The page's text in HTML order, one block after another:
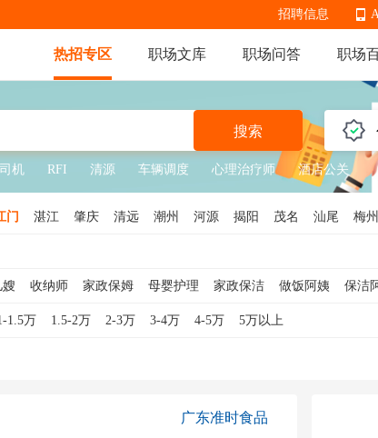
招聘信息
热招专区 职场文库 职场问答 职场
搜索
机 RFI 清源 车辆调度 心理治疗师 酒店公关
门 湛江 肇庆 清远 潮州 河源 揭阳 茂名 汕尾 梅州
收纳师 家政保姆 母婴护理 家政保洁 做饭阿姨 保洁
1.5万 1.5-2万 2-3万 3-4万 4-5万 5万以上
广东准时食品